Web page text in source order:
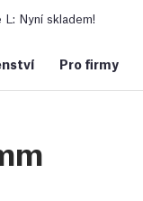
L: Nyní skladem!
Pro firmy